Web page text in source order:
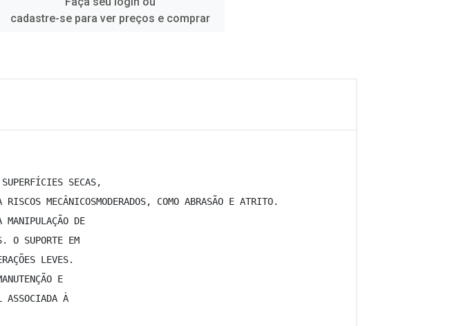
cadastre-se para ver preços e comprar
SUPERFÍCIES SECAS,
RISCOS MECÂNICOSMODERADOS, COMO ABRASÃO E ATRITO.
MANIPULAÇÃO DE
O SUPORTE EM
LEVES.
E
ASSOCIADA À